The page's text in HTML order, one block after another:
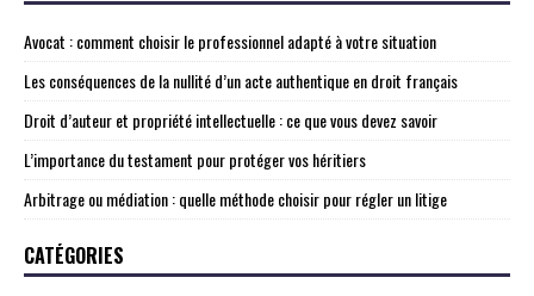
Avocat : comment choisir le professionnel adapté à votre situation
Les conséquences de la nullité d’un acte authentique en droit français
Droit d’auteur et propriété intellectuelle : ce que vous devez savoir
L’importance du testament pour protéger vos héritiers
Arbitrage ou médiation : quelle méthode choisir pour régler un litige
CATÉGORIES